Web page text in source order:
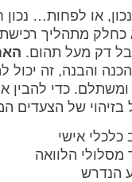
או לפחות… נכון
כחלק מתהליך
דק מעל תהום.
והבנה, זה יכול
ומשתלם. כדי להבין
של הצעדים
אישי
מסלולי הלוואה
הנדרש